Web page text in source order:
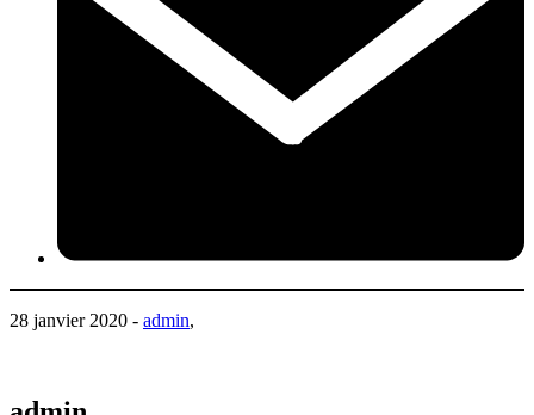
28 janvier 2020 - admin,